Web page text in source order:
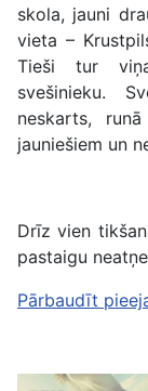
skola, jauni
vieta –
Tieši tur
svešinieku.
neskarts,
jauniešiem un
Drīz vien
pastaigu
Pārbaudīt